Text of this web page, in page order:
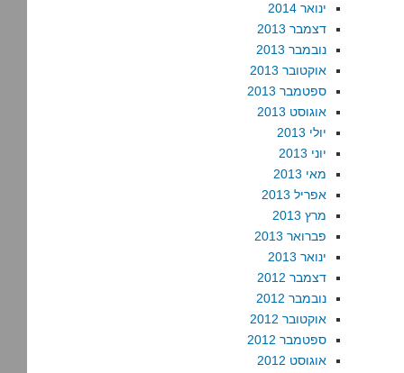
ינואר 2014
דצמבר 2013
נובמבר 2013
אוקטובר 2013
ספטמבר 2013
אוגוסט 2013
יולי 2013
יוני 2013
מאי 2013
אפריל 2013
מרץ 2013
פברואר 2013
ינואר 2013
דצמבר 2012
נובמבר 2012
אוקטובר 2012
ספטמבר 2012
אוגוסט 2012